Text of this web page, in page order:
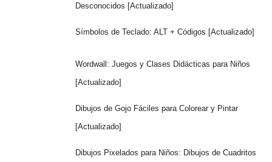
Desconocidos [Actualizado]
Símbolos de Teclado: ALT + Códigos [Actualizado]
Wordwall: Juegos y Clases Didácticas para Niños
[Actualizado]
Dibujos de Gojo Fáciles para Colorear y Pintar
[Actualizado]
Dibujos Pixelados para Niños: Dibujos de Cuadritos